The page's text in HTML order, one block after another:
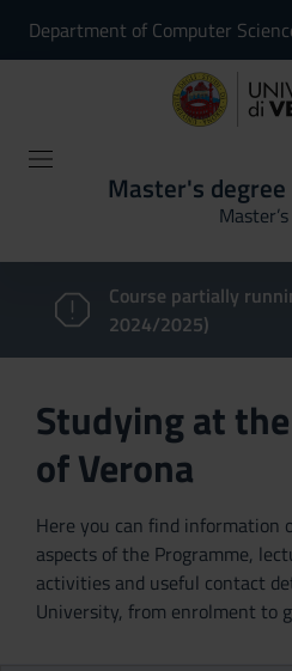
Department of Computer
Master's
Course partially
2024/2025)
Studying at
of Verona
Here you can find information
aspects of the Programme,
activities and useful contact
University, from enrolment to